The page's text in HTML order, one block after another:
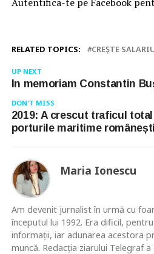
RELATED TOPICS: CREȘTE
UP NEXT
In memoriam Constantin
DON'T MISS
2019: A crescut traficul
porturile maritime românești
Maria Ionescu
Am devenit jurnalist în urmă cu
începutul lui 1992. Era dificil,
informaţii, iar adunarea acestora
muncă. Redacţia ziarului Telegraf